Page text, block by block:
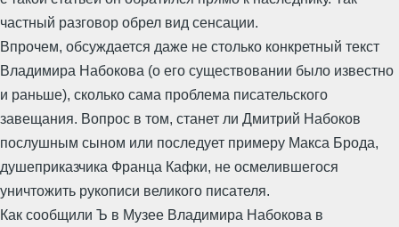
частный разговор обрел вид сенсации.
Впрочем, обсуждается даже не столько конкретный текст
Владимира Набокова (о его существовании было известно
и раньше), сколько сама проблема писательского
завещания. Вопрос в том, станет ли Дмитрий Набоков
послушным сыном или последует примеру Макса Брода,
душеприказчика Франца Кафки, не осмелившегося
уничтожить рукописи великого писателя.
Как сообщили Ъ в Музее Владимира Набокова в